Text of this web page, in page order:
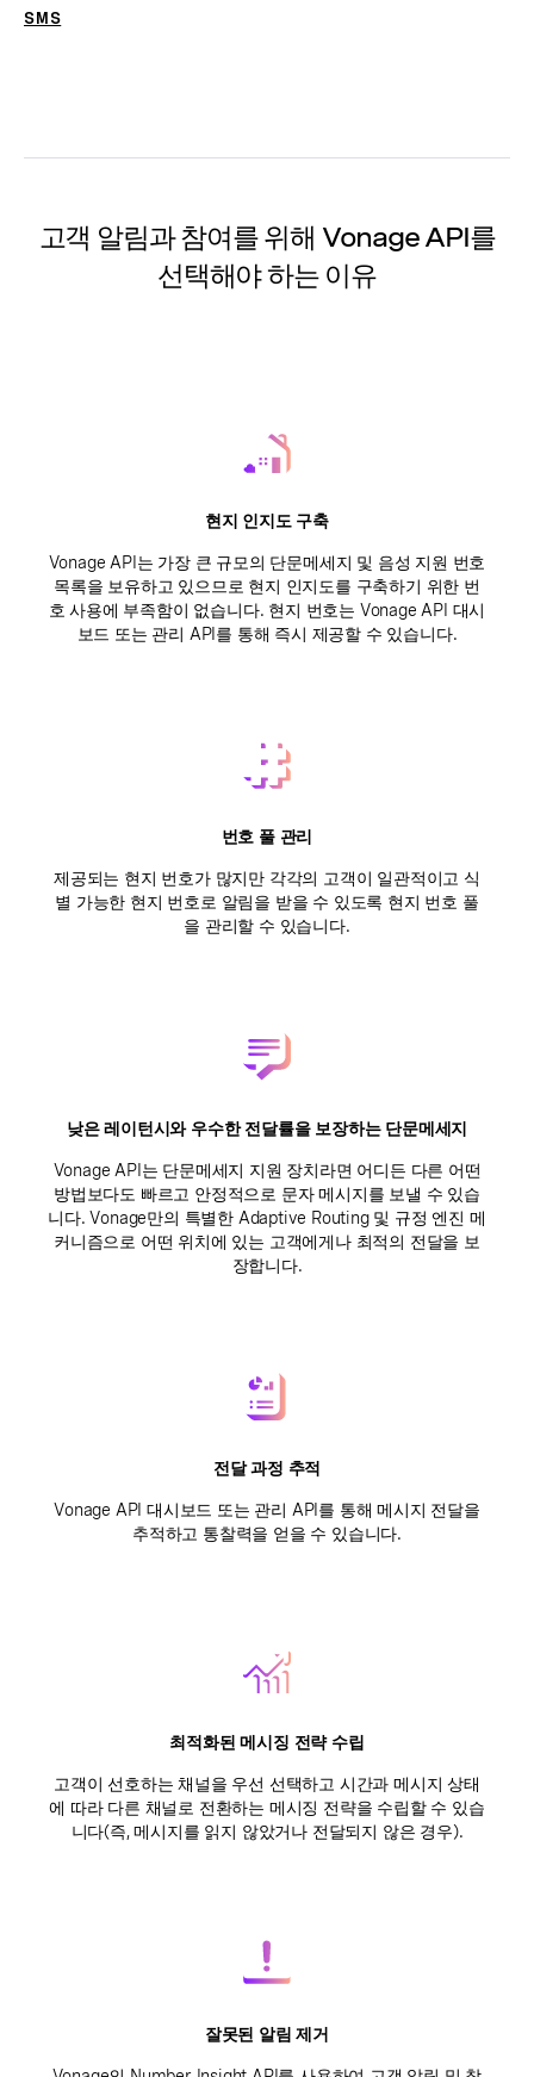
SMS
고객 알림과 참여를 위해 Vonage API를
선택해야 하는 이유
현지 인지도 구축
Vonage API는 가장 큰 규모의 단문메세지 및 음성 지원 번호
목록을 보유하고 있으므로 현지 인지도를 구축하기 위한 번
호 사용에 부족함이 없습니다. 현지 번호는 Vonage API 대시
보드 또는 관리 API를 통해 즉시 제공할 수 있습니다.
번호 풀 관리
제공되는 현지 번호가 많지만 각각의 고객이 일관적이고 식
별 가능한 현지 번호로 알림을 받을 수 있도록 현지 번호 풀
을 관리할 수 있습니다.
낮은 레이턴시와 우수한 전달률을 보장하는 단문메세지
Vonage API는 단문메세지 지원 장치라면 어디든 다른 어떤
방법보다도 빠르고 안정적으로 문자 메시지를 보낼 수 있습
니다. Vonage만의 특별한 Adaptive Routing 및 규정 엔진 메
커니즘으로 어떤 위치에 있는 고객에게나 최적의 전달을 보
장합니다.
전달 과정 추적
Vonage API 대시보드 또는 관리 API를 통해 메시지 전달을
추적하고 통찰력을 얻을 수 있습니다.
최적화된 메시징 전략 수립
고객이 선호하는 채널을 우선 선택하고 시간과 메시지 상태
에 따라 다른 채널로 전환하는 메시징 전략을 수립할 수 있습
니다(즉, 메시지를 읽지 않았거나 전달되지 않은 경우).
잘못된 알림 제거